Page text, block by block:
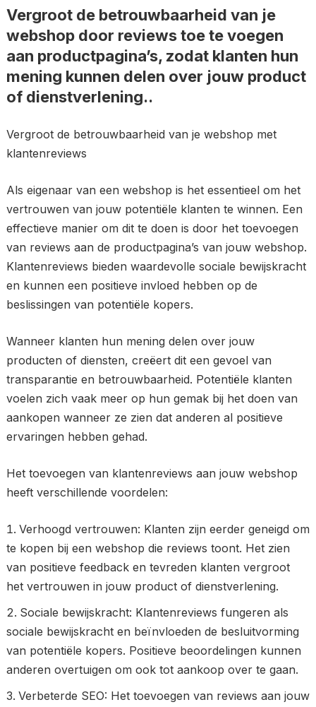
Vergroot de betrouwbaarheid van je
webshop door reviews toe te voegen
aan productpagina’s, zodat klanten hun
mening kunnen delen over jouw product
of dienstverlening..
Vergroot de betrouwbaarheid van je webshop met
klantenreviews
Als eigenaar van een webshop is het essentieel om het
vertrouwen van jouw potentiële klanten te winnen. Een
effectieve manier om dit te doen is door het toevoegen
van reviews aan de productpagina’s van jouw webshop.
Klantenreviews bieden waardevolle sociale bewijskracht
en kunnen een positieve invloed hebben op de
beslissingen van potentiële kopers.
Wanneer klanten hun mening delen over jouw
producten of diensten, creëert dit een gevoel van
transparantie en betrouwbaarheid. Potentiële klanten
voelen zich vaak meer op hun gemak bij het doen van
aankopen wanneer ze zien dat anderen al positieve
ervaringen hebben gehad.
Het toevoegen van klantenreviews aan jouw webshop
heeft verschillende voordelen:
Verhoogd vertrouwen: Klanten zijn eerder geneigd om
te kopen bij een webshop die reviews toont. Het zien
van positieve feedback en tevreden klanten vergroot
het vertrouwen in jouw product of dienstverlening.
Sociale bewijskracht: Klantenreviews fungeren als
sociale bewijskracht en beïnvloeden de besluitvorming
van potentiële kopers. Positieve beoordelingen kunnen
anderen overtuigen om ook tot aankoop over te gaan.
Verbeterde SEO: Het toevoegen van reviews aan jouw